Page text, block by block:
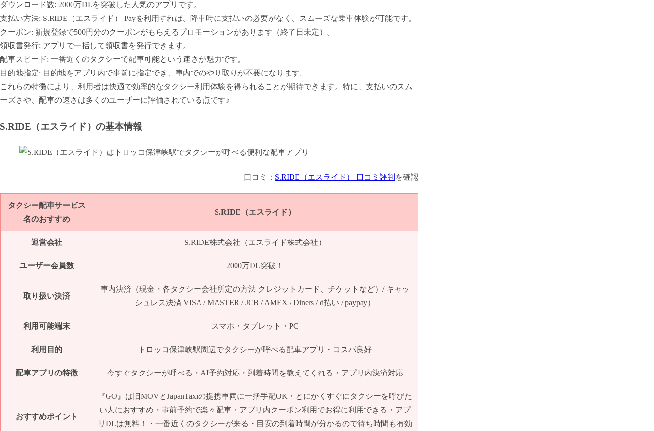
ダウンロード数: 2000万DLを突破した人気のアプリです。
支払い方法: S.RIDE（エスライド） Payを利用すれば、降車時に支払いの必要がなく、スムーズな乗車体験が可能です。
クーポン: 新規登録で500円分のクーポンがもらえるプロモーションがあります（終了日未定）。
領収書発行: アプリで一括して領収書を発行できます。
配車スピード: 一番近くのタクシーで配車可能という速さが魅力です。
目的地指定: 目的地をアプリ内で事前に指定でき、車内でのやり取りが不要になります。
これらの特徴により、利用者は快適で効率的なタクシー利用体験を得られることが期待できます。特に、支払いのスム
ーズさや、配車の速さは多くのユーザーに評価されている点です♪
S.RIDE（エスライド）の基本情報
口コミ： S.RIDE（エスライド） 口コミ評判 を確認
タクシー配車サービス
名のおすすめ
S.RIDE（エスライド）
運営会社 S.RIDE株式会社（エスライド株式会社）
ユーザー会員数 2000万DL突破！
取り扱い決済
車内決済（現金・各タクシー会社所定の方法 クレジットカード、チケットなど）/ キャッ
シュレス決済 VISA / MASTER / JCB / AMEX / Diners / d払い / paypay）
利用可能端末 スマホ・タブレット・PC
利用目的 トロッコ保津峡駅周辺でタクシーが呼べる配車アプリ・コスパ良好
配車アプリの特徴 今すぐタクシーが呼べる・AI予約対応・到着時間を教えてくれる・アプリ内決済対応
おすすめポイント
『GO』は旧MOVとJapanTaxiの提携車両に一括手配OK・とにかくすぐにタクシーを呼びた
い人におすすめ・事前予約で楽々配車・アプリ内クーポン利用でお得に利用できる・アプ
リDLは無料！・一番近くのタクシーが来る・目安の到着時間が分かるので待ち時間も有効